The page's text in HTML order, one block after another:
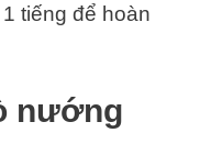
tiếng để hoàn
nướng